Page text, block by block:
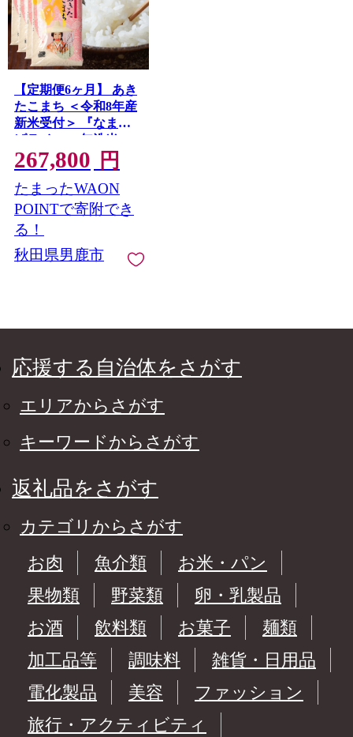
【定期便6ヶ月】 あき
たこまち ＜令和8年産
新米受付＞ 『なまは
げライス』 無洗米
20kg（5kg×4袋） 吉運
商店 [新米 先行受付 米
こめ コメ 無洗米 あき
たこまち 秋田県 男鹿
市] 秋田県男鹿市
267,800 円
たまったWAON
POINTで寄附でき
る！
秋田県男鹿市
応援する自治体をさがす
エリアからさがす
キーワードからさがす
返礼品をさがす
カテゴリからさがす
お肉
魚介類
お米・パン
果物類
野菜類
卵・乳製品
お酒
飲料類 お菓子
麺類
加工品等
調味料
雑貨・日用品
電化製品
美容
ファッション
旅行・アクティビティ